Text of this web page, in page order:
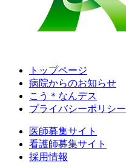
トップページ
病院からのお知らせ
こう＊なんデス
プライバシーポリシー
医師募集サイト
看護師募集サイト
採用情報